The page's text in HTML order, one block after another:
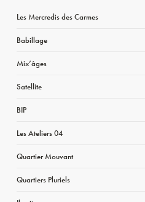
Les Mercredis des Carmes
Babillage
Mix’âges
Satellite
BIP
Les Ateliers 04
Quartier Mouvant
Quartiers Pluriels